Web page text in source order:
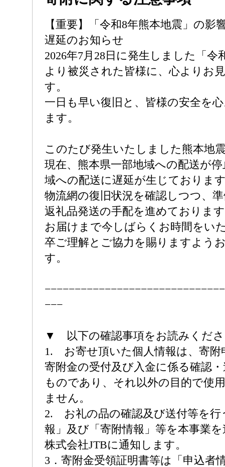
【重要】「令和8年熊本地震」の影
遅延のお知らせ
2026年7月28日に発生しました「令
より被災された皆様に、心よりお
す。
一日も早い復旧と、皆様の安全を
ます。
このたび発生いたしました熊本地
現在、熊本県一部地域への配送が
域への配送に遅延が生じております
物流網の復旧状況を確認しつつ、
返礼品発送の手配を進めております
お届けまで今しばらくお時間をい
卒ご理解とご協力を賜りますよう
す。
−−−
▼ 以下の確認事項をお読みくだ
1. お寄せ頂いた個人情報は、寄附
寄附金の受付及び入金に係る確認
ものであり、それ以外の目的で使
ません。
2. お礼の品の確認及び送付等を行
報」及び「寄附情報」等を本事業
株式会社JTBに通知します。
3．寄附金受領証明書等は「申込者